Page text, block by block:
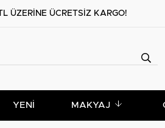
ÜZERİNE ÜCRETSİZ KARGO!
YENİ MAKYAJ